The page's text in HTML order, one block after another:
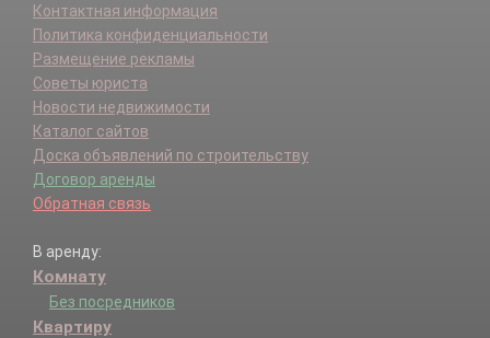
Контактная информация
Политика конфиденциальности
Размещение рекламы
Советы юриста
Новости недвижимости
Каталог сайтов
Доска объявлений по строительству
Договор аренды
Обратная связь
В аренду:
Комнату
Без посредников
Квартиру